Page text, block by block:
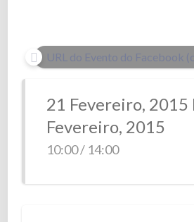
URL do Evento do Facebook
21 Fevereiro, 2015
Fevereiro, 2015
10:00 / 14:00